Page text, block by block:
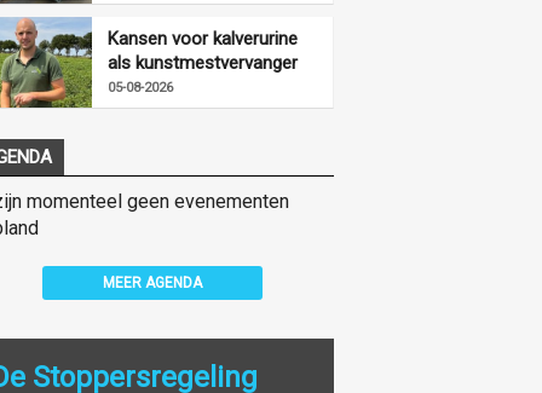
Kansen voor kalverurine
als kunstmestvervanger
05-08-2026
momenteel geen evenementen
MEER AGENDA
Stoppersregeling